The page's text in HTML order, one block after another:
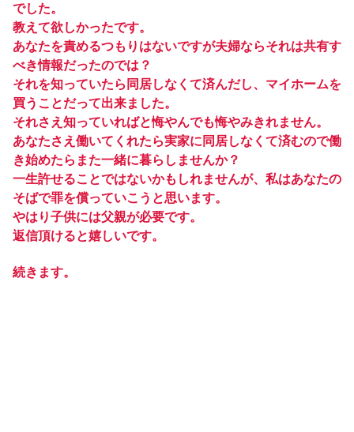
でした。
教えて欲しかったです。
あなたを責めるつもりはないですが夫婦ならそれは共有す
べき情報だったのでは？
それを知っていたら同居しなくて済んだし、マイホームを
買うことだって出来ました。
それさえ知っていればと悔やんでも悔やみきれません。
あなたさえ働いてくれたら実家に同居しなくて済むので働
き始めたらまた一緒に暮らしませんか？
一生許せることではないかもしれませんが、私はあなたの
そばで罪を償っていこうと思います。
やはり子供には父親が必要です。
返信頂けると嬉しいです。
続きます。